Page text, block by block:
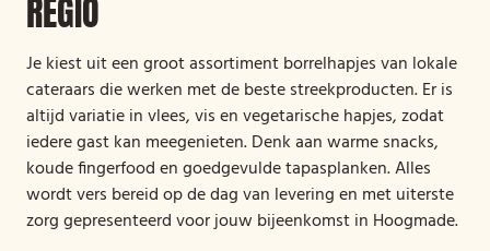
REGIO
Je kiest uit een groot assortiment borrelhapjes van lokale
cateraars die werken met de beste streekproducten. Er is
altijd variatie in vlees, vis en vegetarische hapjes, zodat
iedere gast kan meegenieten. Denk aan warme snacks,
koude fingerfood en goedgevulde tapasplanken. Alles
wordt vers bereid op de dag van levering en met uiterste
zorg gepresenteerd voor jouw bijeenkomst in Hoogmade.